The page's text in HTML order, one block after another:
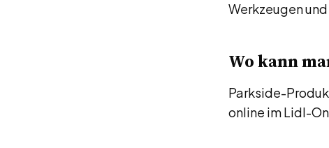
Werkzeugen
Wo kann
Parkside-
online im Lidl-